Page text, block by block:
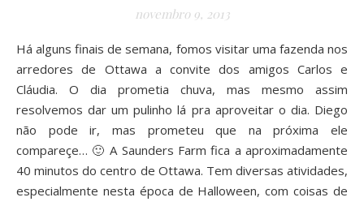
novembro 9, 2013
Há alguns finais de semana, fomos visitar uma fazenda nos
arredores de Ottawa a convite dos amigos Carlos e
Cláudia. O dia prometia chuva, mas mesmo assim
resolvemos dar um pulinho lá pra aproveitar o dia. Diego
não pode ir, mas prometeu que na próxima ele
compareçe… 🙂 A Saunders Farm fica a aproximadamente
40 minutos do centro de Ottawa. Tem diversas atividades,
especialmente nesta época de Halloween, com coisas de